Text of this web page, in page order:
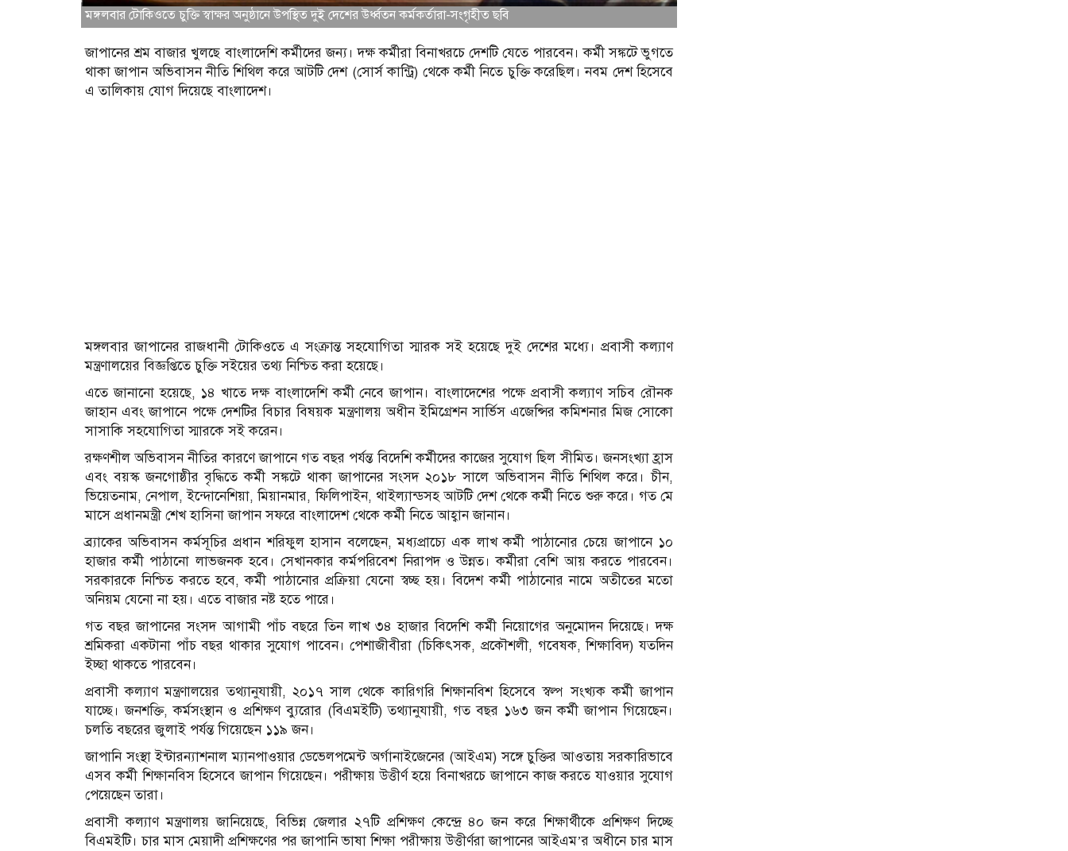
মঙ্গলবার টোকিওতে চুক্তি স্বাক্ষর অনুষ্ঠানে উপস্থিত দুই দেশের উর্ধ্বতন কর্মকর্তারা-সংগৃহীত ছবি
জাপানের শ্রম বাজার খুলছে বাংলাদেশি কর্মীদের জন্য। দক্ষ কর্মীরা বিনাখরচে দেশটি যেতে পারবেন। কর্মী সঙ্কটে ভুগতে
থাকা জাপান অভিবাসন নীতি শিথিল করে আটটি দেশ (সোর্স কান্ট্রি) থেকে কর্মী নিতে চুক্তি করেছিল। নবম দেশ হিসেবে
এ তালিকায় যোগ দিয়েছে বাংলাদেশ।
মঙ্গলবার জাপানের রাজধানী টোকিওতে এ সংক্রান্ত সহযোগিতা স্মারক সই হয়েছে দুই দেশের মধ্যে। প্রবাসী কল্যাণ
মন্ত্রণালয়ের বিজ্ঞপ্তিতে চুক্তি সইয়ের তথ্য নিশ্চিত করা হয়েছে।
এতে জানানো হয়েছে, ১৪ খাতে দক্ষ বাংলাদেশি কর্মী নেবে জাপান। বাংলাদেশের পক্ষে প্রবাসী কল্যাণ সচিব রৌনক
জাহান এবং জাপানে পক্ষে দেশটির বিচার বিষয়ক মন্ত্রণালয় অধীন ইমিগ্রেশন সার্ভিস এজেন্সির কমিশনার মিজ সোকো
সাসাকি সহযোগিতা স্মারকে সই করেন।
রক্ষণশীল অভিবাসন নীতির কারণে জাপানে গত বছর পর্যন্ত বিদেশি কর্মীদের কাজের সুযোগ ছিল সীমিত। জনসংখ্যা হ্রাস
এবং বয়স্ক জনগোষ্ঠীর বৃদ্ধিতে কর্মী সঙ্কটে থাকা জাপানের সংসদ ২০১৮ সালে অভিবাসন নীতি শিথিল করে। চীন,
ভিয়েতনাম, নেপাল, ইন্দোনেশিয়া, মিয়ানমার, ফিলিপাইন, থাইল্যান্ডসহ আটটি দেশ থেকে কর্মী নিতে শুরু করে। গত মে
মাসে প্রধানমন্ত্রী শেখ হাসিনা জাপান সফরে বাংলাদেশ থেকে কর্মী নিতে আহ্বান জানান।
ব্র্যাকের অভিবাসন কর্মসূচির প্রধান শরিফুল হাসান বলেছেন, মধ্যপ্রাচ্যে এক লাখ কর্মী পাঠানোর চেয়ে জাপানে ১০
হাজার কর্মী পাঠানো লাভজনক হবে। সেখানকার কর্মপরিবেশ নিরাপদ ও উন্নত। কর্মীরা বেশি আয় করতে পারবেন।
সরকারকে নিশ্চিত করতে হবে, কর্মী পাঠানোর প্রক্রিয়া যেনো স্বচ্ছ হয়। বিদেশ কর্মী পাঠানোর নামে অতীতের মতো
অনিয়ম যেনো না হয়। এতে বাজার নষ্ট হতে পারে।
গত বছর জাপানের সংসদ আগামী পাঁচ বছরে তিন লাখ ৩৪ হাজার বিদেশি কর্মী নিয়োগের অনুমোদন দিয়েছে। দক্ষ
শ্রমিকরা একটানা পাঁচ বছর থাকার সুযোগ পাবেন। পেশাজীবীরা (চিকিৎসক, প্রকৌশলী, গবেষক, শিক্ষাবিদ) যতদিন
ইচ্ছা থাকতে পারবেন।
প্রবাসী কল্যাণ মন্ত্রণালয়ের তথ্যানুযায়ী, ২০১৭ সাল থেকে কারিগরি শিক্ষানবিশ হিসেবে স্বল্প সংখ্যক কর্মী জাপান
যাচ্ছে। জনশক্তি, কর্মসংস্থান ও প্রশিক্ষণ ব্যুরোর (বিএমইটি) তথ্যানুযায়ী, গত বছর ১৬৩ জন কর্মী জাপান গিয়েছেন।
চলতি বছরের জুলাই পর্যন্ত গিয়েছেন ১১৯ জন।
জাপানি সংস্থা ইন্টারন্যাশনাল ম্যানপাওয়ার ডেভেলপমেন্ট অর্গানাইজেনের (আইএম) সঙ্গে চুক্তির আওতায় সরকারিভাবে
এসব কর্মী শিক্ষানবিস হিসেবে জাপান গিয়েছেন। পরীক্ষায় উত্তীর্ণ হয়ে বিনাখরচে জাপানে কাজ করতে যাওয়ার সুযোগ
পেয়েছেন তারা।
প্রবাসী কল্যাণ মন্ত্রণালয় জানিয়েছে, বিভিন্ন জেলার ২৭টি প্রশিক্ষণ কেন্দ্রে ৪০ জন করে শিক্ষার্থীকে প্রশিক্ষণ দিচ্ছে
বিএমইটি। চার মাস মেয়াদী প্রশিক্ষণের পর জাপানি ভাষা শিক্ষা পরীক্ষায় উত্তীর্ণরা জাপানের আইএম’র অধীনে চার মাস